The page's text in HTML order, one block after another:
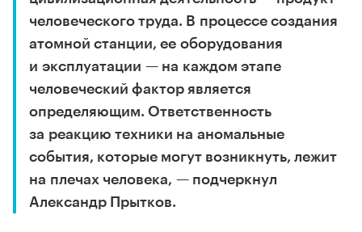
человеческого труда. В процессе создания
атомной станции, ее оборудования
и эксплуатации — на каждом этапе
человеческий фактор является
определяющим. Ответственность
за реакцию техники на аномальные
события, которые могут возникнуть, лежит
на плечах человека, — подчеркнул
Александр Прытков.